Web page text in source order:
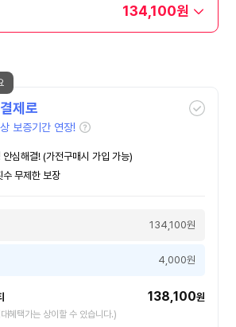
134,100원
제로
보증기간 연장!
심해결! (가전구매시 가입 가능)
수 무제한 보장
134,100원
4,000원
138,100원
혜택가는 상이할 수 있습니다.)